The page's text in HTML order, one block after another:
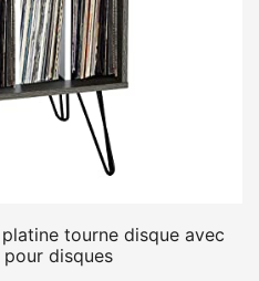
tourne disque avec
disques